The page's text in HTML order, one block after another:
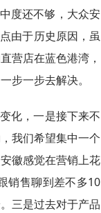
度还不够，大众安
由于历史原因，虽
营店在蓝色港湾，
步一步去解决。
化，一是接下来不
我们希望集中一个
徽感觉在营销上花
销售聊到差不多10
三是过去对于产品